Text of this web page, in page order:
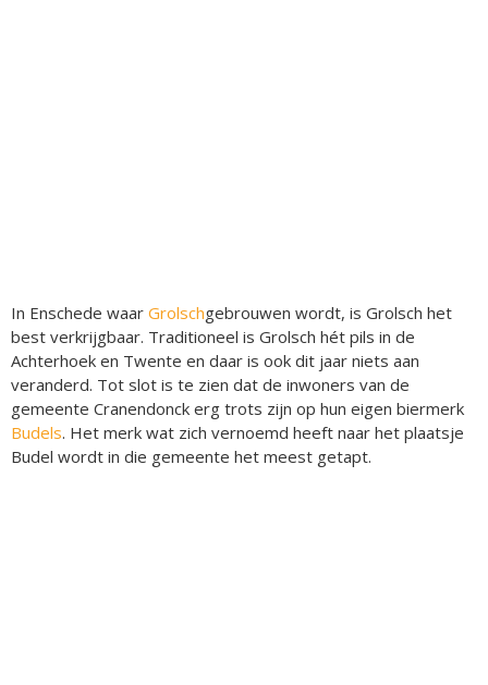
In Enschede waar Grolschgebrouwen wordt, is Grolsch het
best verkrijgbaar. Traditioneel is Grolsch hét pils in de
Achterhoek en Twente en daar is ook dit jaar niets aan
veranderd. Tot slot is te zien dat de inwoners van de
gemeente Cranendonck erg trots zijn op hun eigen biermerk
Budels. Het merk wat zich vernoemd heeft naar het plaatsje
Budel wordt in die gemeente het meest getapt.